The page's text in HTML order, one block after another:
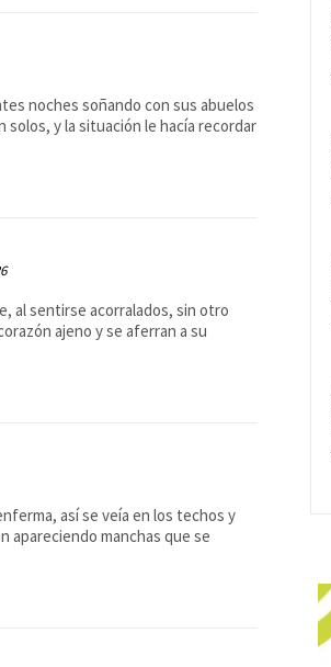
noches soñando con sus abuelos
y la situación le hacía recordar
al sentirse acorralados, sin otro
ajeno y se aferran a su
así se veía en los techos y
apareciendo manchas que se